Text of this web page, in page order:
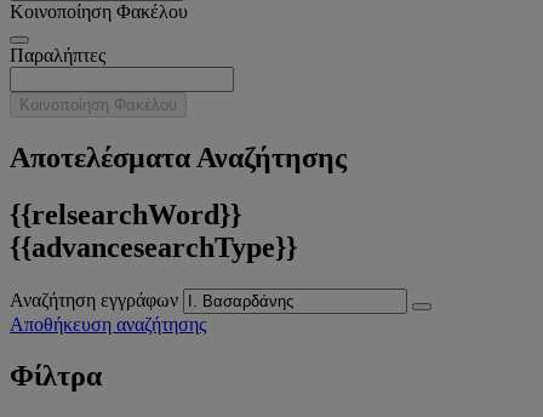
Κοινοποίηση Φακέλου
Παραλήπτες
Κοινοποίηση Φακέλου
Αποτελέσματα Αναζήτησης
{{relsearchWord}}
{{advancesearchType}}
Αναζήτηση εγγράφων
Αποθήκευση αναζήτησης
Φίλτρα